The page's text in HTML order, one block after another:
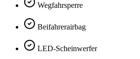
Wegfahrsperre
Beifahrerairbag
LED-Scheinwerfer